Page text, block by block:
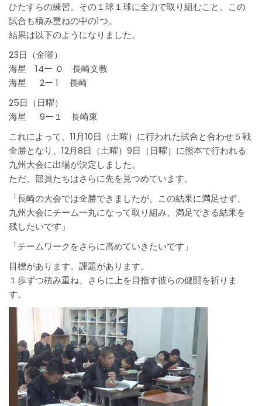
ひたすらの練習。その１球１球に全力で取り組むこと。この
試合も積み重ねの中の1つ。
結果は以下のようになりました。
23日（金曜）
海星 14ー ０ 長崎文教
海星 2ー 1 長崎
25日（日曜）
海星 9ー１ 長崎東
これによって、11月10日（土曜）に行われた試合と合わせ５戦
全勝となり、12月8日（土曜）9日（日曜）に熊本で行われる
九州大会に出場が決定しました。
ただ、部員たちはさらに先を見つめています。
「長崎の大会では全勝できましたが、この結果に満足せず、
九州大会にチーム一丸になって取り組み、満足できる結果を
残したいです」
「チームワークをさらに高めていきたいです」
目標があります。課題があります。
１歩ずつ積み重ね、さらに上を目指す彼らの健闘を祈りま
す。